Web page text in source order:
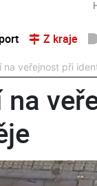
Z kraje
na veřejnost při